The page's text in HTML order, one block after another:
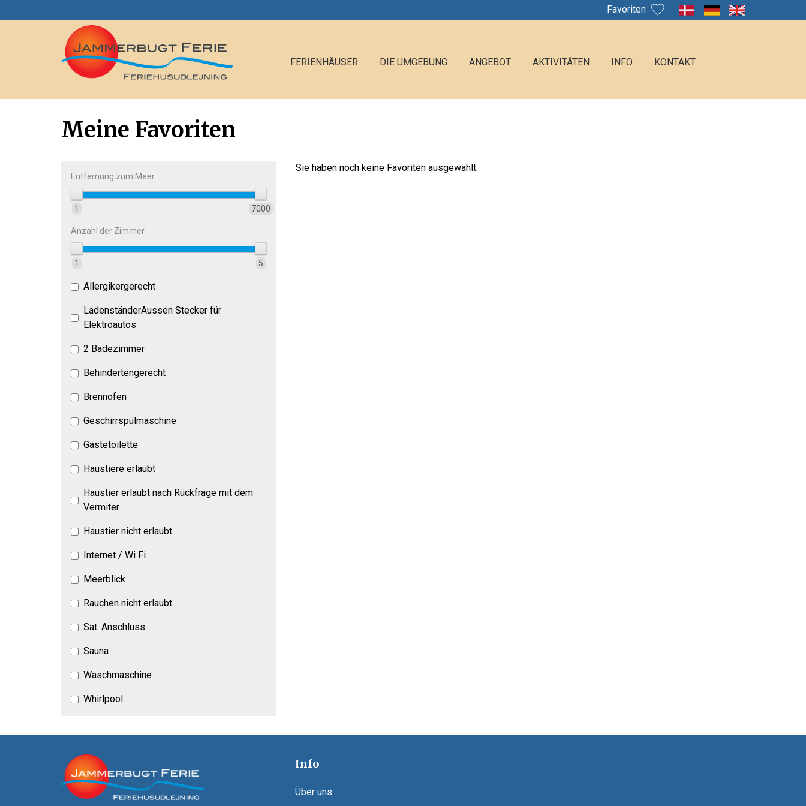
Favoriten
FERIENHÄUSER DIE UMGEBUNG ANGEBOT AKTIVITÄTEN INFO KONTAKT
Meine Favoriten
Entfernung zum Meer
1 7000
Anzahl der Zimmer
1 5
Allergikergerecht
LadenständerAussen Stecker für
Elektroautos
2 Badezimmer
Behindertengerecht
Brennofen
Geschirrspülmaschine
Gästetoilette
Haustiere erlaubt
Haustier erlaubt nach Rückfrage mit dem
Vermiter
Haustier nicht erlaubt
Internet / Wi Fi
Meerblick
Rauchen nicht erlaubt
Sat. Anschluss
Sauna
Waschmaschine
Whirlpool
Sie haben noch keine Favoriten ausgewählt.
Info
Über uns